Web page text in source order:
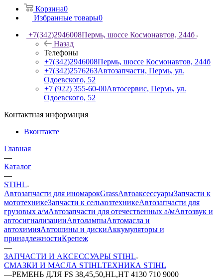
Корзина0
Избранные товары0
+7(342)2946008Пермь, шоссе Космонавтов, 244б
Назад
Телефоны
+7(342)2946008Пермь, шоссе Космонавтов, 244б
+7(342)2576263Автозапчасти, Пермь, ул.
Одоевского, 52
+7 (922) 355-60-00Автосервис, Пермь, ул.
Одоевского, 52
Контактная информация
Вконтакте
Главная
—
Каталог
—
STIHL
Автозапчасти для иномарокGrassАвтоаксессуарыЗапчасти к
мототехникеЗапчасти к сельхозтехникеАвтозапчасти для
грузовых а/мАвтозапчасти для отечественных а/мАвтозвук и
автосигнализацииАвтолампыАвтомасла и
автохимияАвтошины и дискиАккумуляторы и
принадлежностиКрепеж
—
ЗАПЧАСТИ И АКСЕССУАРЫ STIHL
СМАЗКИ И МАСЛА STIHLТЕХНИКА STIHL
—РЕМЕНЬ ДЛЯ FS 38,45,50,HL,HT 4130 710 9000